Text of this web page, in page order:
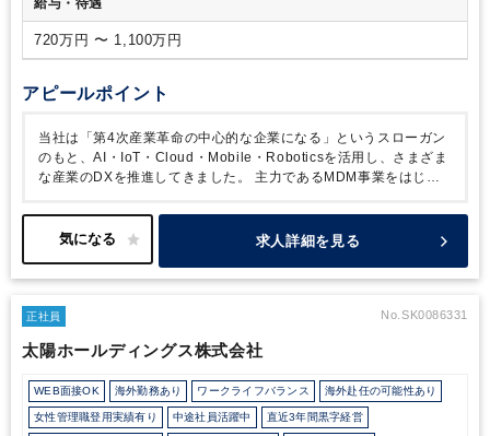
給与・待遇
720万円 〜 1,100万円
アピールポイント
当社は「第4次産業革命の中心的な企業になる」というスローガン
のもと、AI・IoT・Cloud・Mobile・Roboticsを活用し、さまざま
な産業のDXを推進してきました。
主力であるMDM事業をはじめ
ため、当社ではM&Aを重要な経営戦略の一つとして位置づけてい
ます。 本ポジションでは、M&A案件の探索からデューデリジェン
ただきます。週次で実施される経営陣参加のM&A会議にて案件進
なる調整役ではなく、経営視点を持ち、関係者を巻き込みながらデ
ています。
求人詳細を見る
正社員 No.SK0086331
太陽ホールディングス株式会社
WEB面接OK 海外勤務あり ワークライフバランス 海外赴任の可能性あり
女性管理職登用実績有り 中途社員活躍中 直近3年間黒字経営